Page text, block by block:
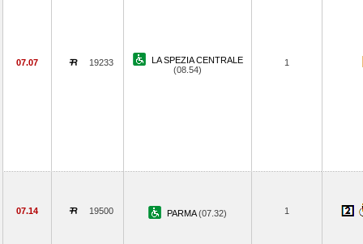
07.07 19233
LA SPEZIA CENTRALE
(08.54)
1
07.14 19500 PARMA(07.32) 1